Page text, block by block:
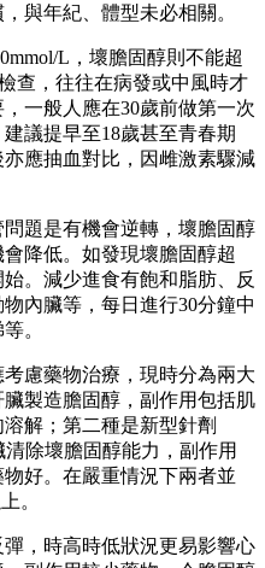
與年紀、體型未必相關。
L，壞膽固醇則不能超
查，往往在病發或中風時才
一般人應在30歲前做第一次
議提早至18歲甚至青春期
應抽血對比，因雌激素驟減
題是有機會逆轉，壞膽固醇
降低。如發現壞膽固醇超
。減少進食有飽和脂肪、反
內臟等，每日進行30分鐘中
。
慮藥物治療，現時分為兩大
製造膽固醇，副作用包括肌
解；第二種是新型針劑
清除壞膽固醇能力，副作用
好。在嚴重情況下兩者並
。
，時高時低狀況更易影響心